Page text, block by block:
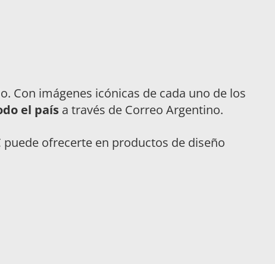
Con imágenes icónicas de cada uno de los
el país a través de Correo Argentino.
ofrecerte en productos de diseño